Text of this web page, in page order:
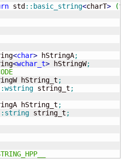
std :: basic_string<charT> (
<char> hStringA;
<wchar_t> hStringW;
hString_t ;
wstring string_t ;
hString_t ;
string string_t ;